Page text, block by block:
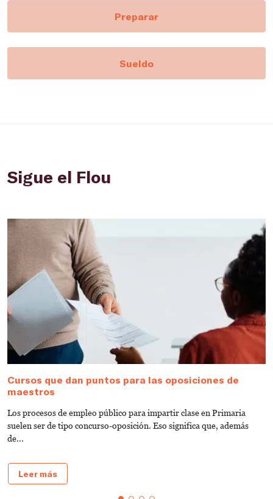
Preparar
Sueldo
Sigue el Flou
Cursos que dan puntos para las oposiciones de
maestros
Los procesos de empleo público para impartir clase en Primaria
suelen ser de tipo concurso-oposición. Eso significa que, además
de...
Leer más